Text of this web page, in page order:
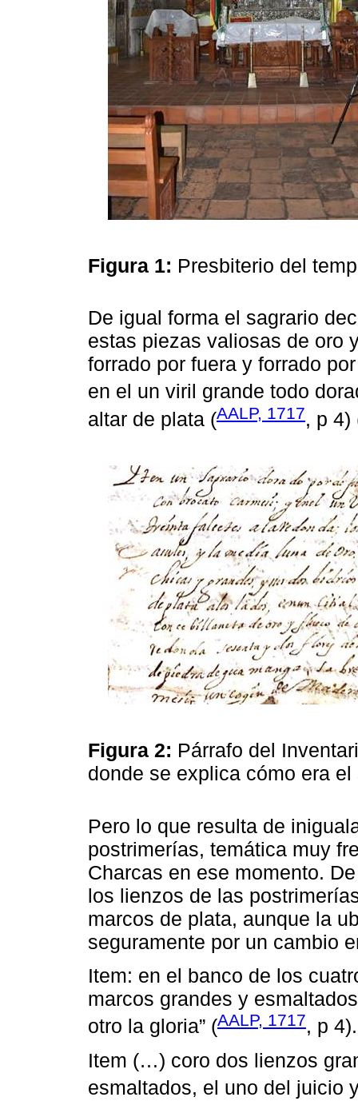
Figura 1: Presbiterio del
De igual forma el sagrario
estas piezas valiosas de oro
forrado por fuera y forrado
en el un viril grande todo
altar de plata (AALP, 1717, p 4)
Figura 2: Párrafo del
donde se explica cómo era
Pero lo que resulta de
postrimerías, temática muy
Charcas en ese momento.
los lienzos de las
marcos de plata, aunque la
seguramente por un cambio
Item: en el banco de los
marcos grandes y
otro la gloria” (AALP, 1717, p 4).
Item (…) coro dos lienzos
esmaltados, el uno del juicio